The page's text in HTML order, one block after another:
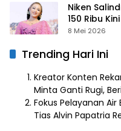
Niken
150 Ribu
8 Mei 2026
Trending Hari Ini
Kreator Konten
Minta Ganti Rugi,
Fokus Pelayanan
Tias Alvin Papatria